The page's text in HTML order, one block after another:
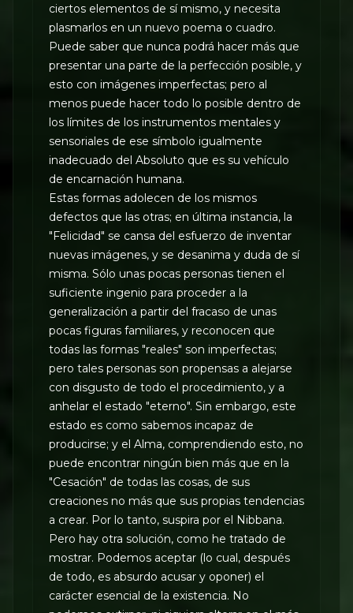
ciertos elementos de sí mismo, y necesita
plasmarlos en un nuevo poema o cuadro.
Puede saber que nunca podrá hacer más que
presentar una parte de la perfección posible, y
esto con imágenes imperfectas; pero al
menos puede hacer todo lo posible dentro de
los límites de los instrumentos mentales y
sensoriales de ese símbolo igualmente
inadecuado del Absoluto que es su vehículo
de encarnación humana.
Estas formas adolecen de los mismos
defectos que las otras; en última instancia, la
"Felicidad" se cansa del esfuerzo de inventar
nuevas imágenes, y se desanima y duda de sí
misma. Sólo unas pocas personas tienen el
suficiente ingenio para proceder a la
generalización a partir del fracaso de unas
pocas figuras familiares, y reconocen que
todas las formas "reales" son imperfectas;
pero tales personas son propensas a alejarse
con disgusto de todo el procedimiento, y a
anhelar el estado "eterno". Sin embargo, este
estado es como sabemos incapaz de
producirse; y el Alma, comprendiendo esto, no
puede encontrar ningún bien más que en la
"Cesación" de todas las cosas, de sus
creaciones no más que sus propias tendencias
a crear. Por lo tanto, suspira por el Nibbana.
Pero hay otra solución, como he tratado de
mostrar. Podemos aceptar (lo cual, después
de todo, es absurdo acusar y oponer) el
carácter esencial de la existencia. No